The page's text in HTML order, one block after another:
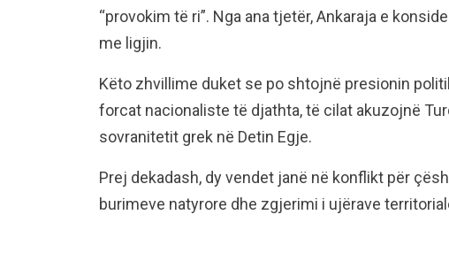
“provokim të ri”. Nga ana tjetër, Ankaraja e
me ligjin.
Këto zhvillime duket se po shtojnë presionin
forcat nacionaliste të djathta, të cilat akuzojnë
sovranitetit grek në Detin Egje.
Prej dekadash, dy vendet janë në konflikt për
burimeve natyrore dhe zgjerimi i ujërave